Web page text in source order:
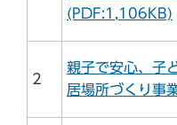
(PDF:1,106KB)
2
親子で安心、子
居場所づくり事